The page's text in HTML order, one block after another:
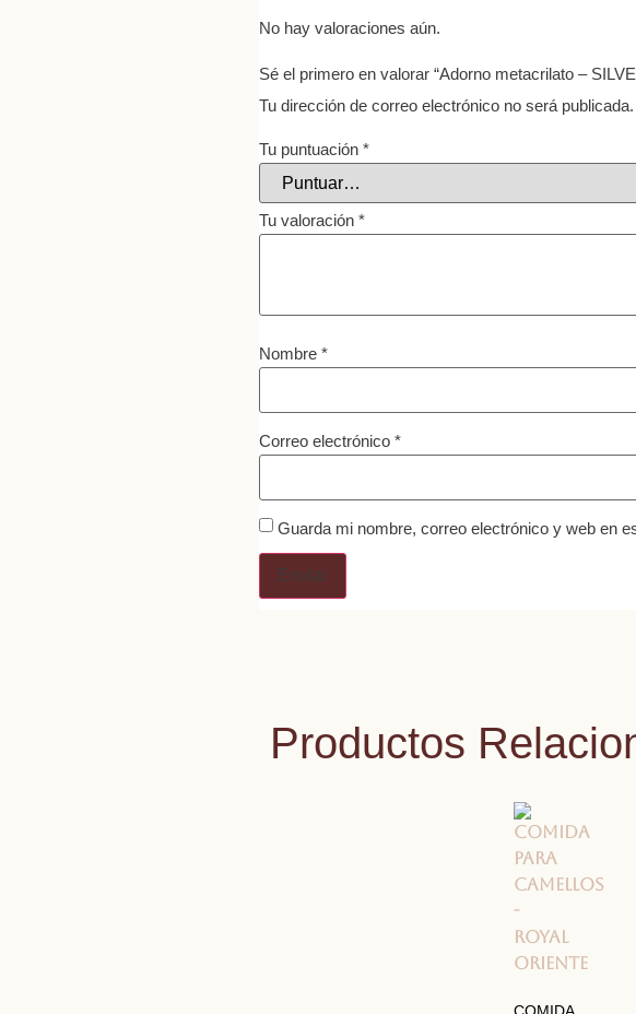
No hay valoraciones aún.
Sé el primero en valorar “Adorno metacrilato –
Tu dirección de correo electrónico no será publicada.
Tu puntuación *
Tu valoración *
Nombre *
Correo electrónico *
Guarda mi nombre, correo electrónico y web en
Productos